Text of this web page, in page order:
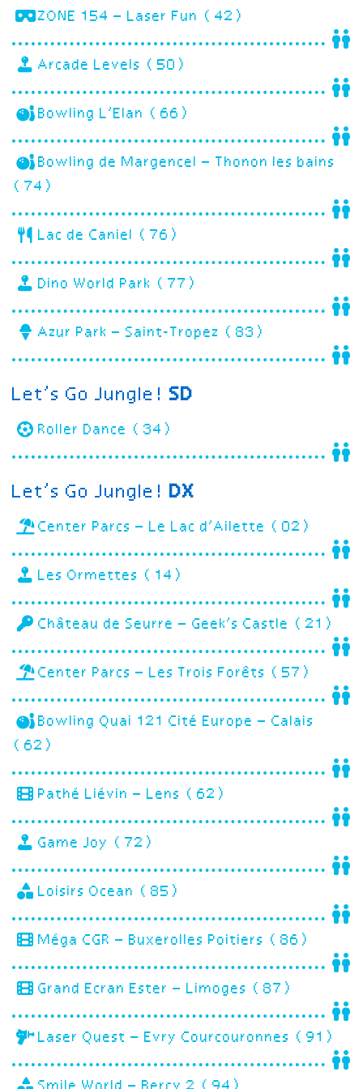
ZONE 154 – Laser Fun (42)
Arcade Levels (50)
Bowling L’Elan (66)
Bowling de Margencel – Thonon les bains
(74)
Lac de Caniel (76)
Dino World Park (77)
Azur Park – Saint-Tropez (83)
Let’s Go Jungle! SD
Roller Dance (34)
Let’s Go Jungle! DX
Center Parcs – Le Lac d’Ailette (02)
Les Ormettes (14)
Château de Seurre – Geek’s Castle (21)
Center Parcs – Les Trois Forêts (57)
Bowling Quai 121 Cité Europe – Calais
(62)
Pathé Liévin – Lens (62)
Game Joy (72)
Loisirs Ocean (85)
Méga CGR – Buxerolles Poitiers (86)
Grand Ecran Ester – Limoges (87)
Laser Quest – Evry Courcouronnes (91)